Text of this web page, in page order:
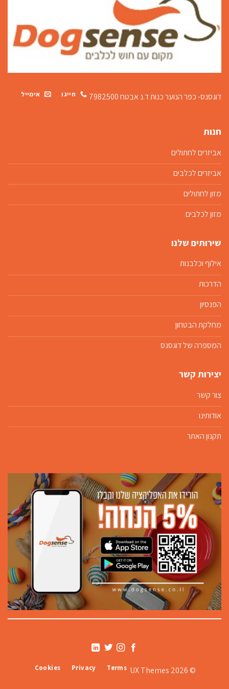
דוגסנס- כפר הנוער כנותד.נ אבטח 7982500 חייגו אימייל
חנות
אביזרים לחתולים
אביזרים לכלבים
מזון לחתולים
מזון לכלבים
שירותים שלנו
אילוף וכלבנות
הדרכות
הפנסיון
מחלקת הבטחון
המספרה של דוגסנס
יצירות קשר
צור קשר
אודותינו
תקנון האתר
© 2026 UX Themes
Terms
Privacy
Cookies